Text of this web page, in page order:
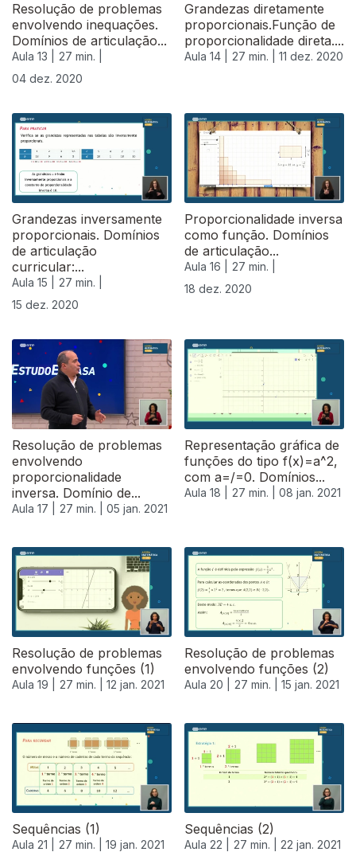
Resolução de problemas
envolvendo inequações.
Domínios de articulação...
Aula 13 |
27 min. |
04 dez. 2020
Grandezas diretamente
proporcionais.Função de
proporcionalidade direta....
Aula 14 | 27 min. | 11 dez. 2020
Grandezas inversamente
proporcionais. Domínios
de articulação
curricular:...
Aula 15 |
27 min. |
15 dez. 2020
Proporcionalidade inversa
como função. Domínios
de articulação...
Aula 16 |
27 min. |
18 dez. 2020
Resolução de problemas
envolvendo
proporcionalidade
inversa. Domínio de...
Aula 17 | 27 min. | 05 jan. 2021
Representação gráfica de
funções do tipo f(x)=a^2,
com a=/=0. Domínios...
Aula 18 | 27 min. | 08 jan. 2021
Resolução de problemas
envolvendo funções (1)
Aula 19 | 27 min. | 12 jan. 2021
Resolução de problemas
envolvendo funções (2)
Aula 20 | 27 min. | 15 jan. 2021
Sequências (1)
Aula 21 | 27 min. | 19 jan. 2021
Sequências (2)
Aula 22 | 27 min. | 22 jan. 2021